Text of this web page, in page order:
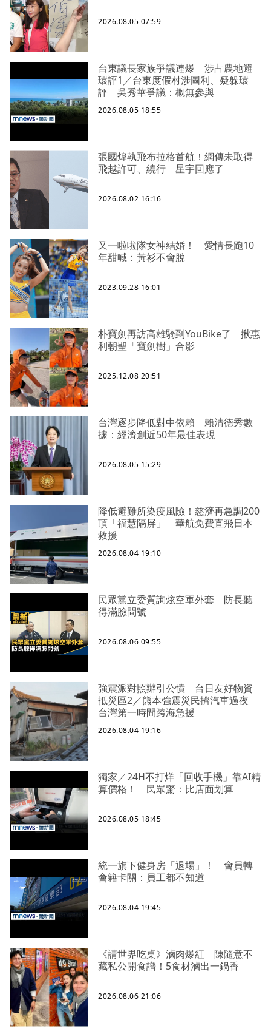
2026.08.05 07:59
台東議長家族爭議連爆 涉占農地避
環評1／台東度假村涉圖利、疑躲環
評 吳秀華爭議：概無參與
2026.08.05 18:55
張國煒執飛布拉格首航！網傳未取得
飛越許可、繞行 星宇回應了
2026.08.02 16:16
又一啦啦隊女神結婚！ 愛情長跑10
年甜喊：黃衫不會脫
2023.09.28 16:01
朴寶劍再訪高雄騎到YouBike了 揪惠
利朝聖「寶劍樹」合影
2025.12.08 20:51
台灣逐步降低對中依賴 賴清德秀數
據：經濟創近50年最佳表現
2026.08.05 15:29
降低避難所染疫風險！慈濟再急調200
頂「福慧隔屏」 華航免費直飛日本
救援
2026.08.04 19:10
民眾黨立委質詢炫空軍外套 防長聽
得滿臉問號
2026.08.06 09:55
強震派對照辦引公憤 台日友好物資
抵災區2／熊本強震災民擠汽車過夜
台灣第一時間跨海急援
2026.08.04 19:16
獨家／24H不打烊「回收手機」靠AI精
算價格！ 民眾驚：比店面划算
2026.08.05 18:45
統一旗下健身房「退場」！ 會員轉
會籍卡關：員工都不知道
2026.08.04 19:45
《請世界吃桌》滷肉爆紅 陳隨意不
藏私公開食譜！5食材滷出一鍋香
2026.08.06 21:06